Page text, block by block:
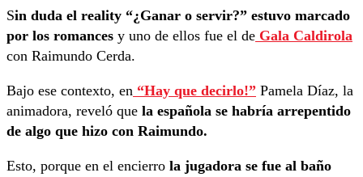
Sin duda el reality “¿Ganar o servir?” estuvo marcado
por los romances y uno de ellos fue el de Gala Caldirola
con Raimundo Cerda.
Bajo ese contexto, en “Hay que decirlo!” Pamela Díaz, la
animadora, reveló que la española se habría arrepentido
de algo que hizo con Raimundo.
Esto, porque en el encierro la jugadora se fue al baño